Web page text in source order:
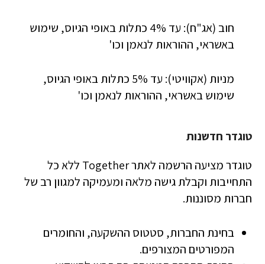
חוב (אג"ח): עד 4% כתלות באופי הגיוס, שימוש
באשראי, ההוראות לנאמן וכו'
מניות (אקוויטי): עד 5% כתלות באופי הגיוס,
שימוש באשראי, ההוראות לנאמן וכו'
טוגדר חדשנות
טוגדר מציעה הרשמה לאתר Together ללא כל
התחייבות וקבלת גישה מלאה ומעמיקה למגוון רב של
חברות מסוננות.
בחינת החברות, סטטוס ההשקעה, והחומרים
המפורטים המצורפים.